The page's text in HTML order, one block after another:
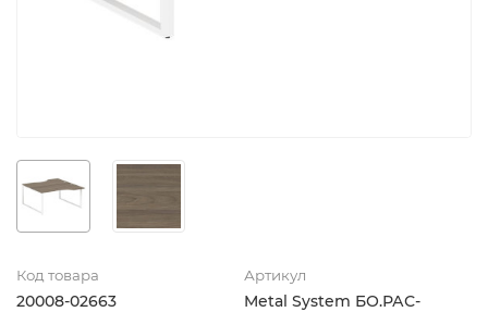
Код товара
20008-02663
Артикул
Metal System БО.РАС-